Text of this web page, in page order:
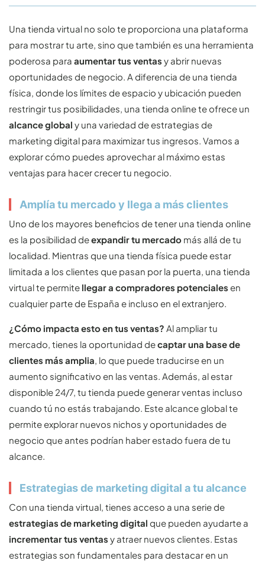
Una tienda virtual no solo te proporciona una plataforma
para mostrar tu arte, sino que también es una herramienta
poderosa para aumentar tus ventas y abrir nuevas
oportunidades de negocio. A diferencia de una tienda
física, donde los límites de espacio y ubicación pueden
restringir tus posibilidades, una tienda online te ofrece un
alcance global y una variedad de estrategias de
marketing digital para maximizar tus ingresos. Vamos a
explorar cómo puedes aprovechar al máximo estas
ventajas para hacer crecer tu negocio.
Amplía tu mercado y llega a más clientes
Uno de los mayores beneficios de tener una tienda online
es la posibilidad deexpandir tu mercado más allá de tu
localidad. Mientras que una tienda física puede estar
limitada a los clientes que pasan por la puerta, una tienda
virtual te permite llegar a compradores potenciales en
cualquier parte de España e incluso en el extranjero.
¿Cómo impacta esto en tus ventas? Al ampliar tu
mercado, tienes la oportunidad decaptar una base de
clientes más amplia , lo que puede traducirse en un
aumento significativo en las ventas. Además, al estar
disponible 24/7, tu tienda puede generar ventas incluso
cuando tú no estás trabajando. Este alcance global te
permite explorar nuevos nichos y oportunidades de
negocio que antes podrían haber estado fuera de tu
alcance.
Estrategias de marketing digital a tu alcance
Con una tienda virtual, tienes acceso a una serie de
estrategias de marketing digital que pueden ayudarte a
incrementar tus ventas y atraer nuevos clientes. Estas
estrategias son fundamentales para destacar en un